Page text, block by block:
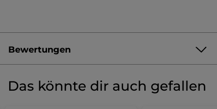
Bewertungen
★★★★★
★★★★★
Kein
Das könnte dir auch gefallen